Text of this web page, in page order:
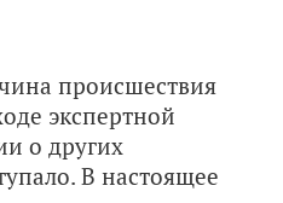
происшествия
экспертной
о других
В настоящее